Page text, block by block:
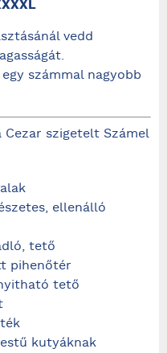
vedd
számmal nagyobb
Cezar szigetelt Számel
ellenálló
tető
pihenőtér
tető
kutyáknak